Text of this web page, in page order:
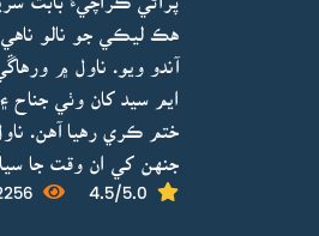
هڪ ليڪي جو نالو
آندو ويو. ناول ۾
ايم سيد کان وٺي جناح
ختم ڪري رهيا آهن.
جنهن کي ان وقت جا
4.5/5.0